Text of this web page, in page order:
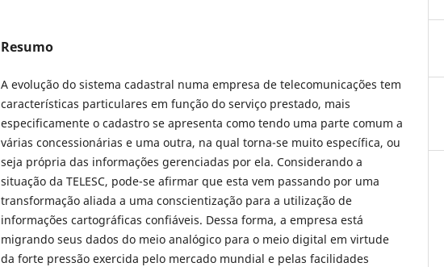
Resumo
A evolução do sistema cadastral numa empresa de telecomunicações tem
características particulares em função do serviço prestado, mais
especificamente o cadastro se apresenta como tendo uma parte comum a
várias concessionárias e uma outra, na qual torna-se muito específica, ou
seja própria das informações gerenciadas por ela. Considerando a
situação da TELESC, pode-se afirmar que esta vem passando por uma
transformação aliada a uma conscientização para a utilização de
informações cartográficas confiáveis. Dessa forma, a empresa está
migrando seus dados do meio analógico para o meio digital em virtude
da forte pressão exercida pelo mercado mundial e pelas facilidades